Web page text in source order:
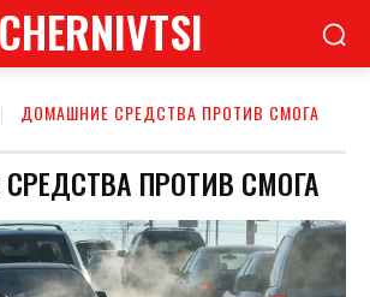
CHERNIVTSI
ДОМАШНИЕ СРЕДСТВА ПРОТИВ СМОГА
ПРОТИВ СМОГА